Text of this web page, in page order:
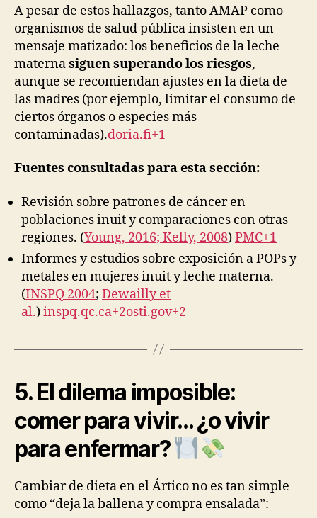
A pesar de estos hallazgos, tanto AMAP como
organismos de salud pública insisten en un
mensaje matizado: los beneficios de la leche
maternasiguen superando los riesgos,
aunque se recomiendan ajustes en la dieta de
las madres (por ejemplo, limitar el consumo de
ciertos órganos o especies más
contaminadas).doria.fi+1
Fuentes consultadas para esta sección:
Revisión sobre patrones de cáncer en
poblaciones inuit y comparaciones con otras
regiones. (Young, 2016; Kelly, 2008)PMC+1
Informes y estudios sobre exposición a POPs y
metales en mujeres inuit y leche materna.
(INSPQ 2004; Dewailly et
al.)inspq.qc.ca+2osti.gov+2
5. El dilema imposible:
comer para vivir… ¿o vivir
para enfermar?
Cambiar de dieta en el Ártico no es tan simple
como “deja la ballena y compra ensalada”: